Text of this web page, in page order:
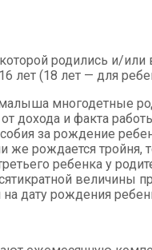
родились и/
лет (18 лет — для
многодетные
дохода и факта
за рождение
же рождается тройня,
ребенка у
величины
дату рождения